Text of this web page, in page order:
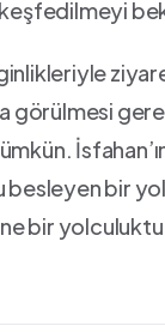
keşfedilmeyi
görülmesi
besleyen bir
bir